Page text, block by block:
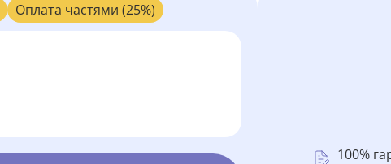
Оплата частями (25%)
100%